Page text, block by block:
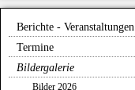
Berichte - Veranstaltungen
Termine
Bildergalerie
Bilder 2026